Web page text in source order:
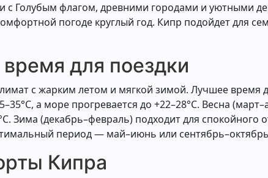
с Голубым флагом, древними городами и уютными
погоде круглый год. Кипр подойдет для
для поездки
с жарким летом и мягкой зимой. Лучшее время
а море прогревается до +22–28°C. Весна
Зима (декабрь–февраль) подходит для спокойного
период — май–июнь или
Кипра